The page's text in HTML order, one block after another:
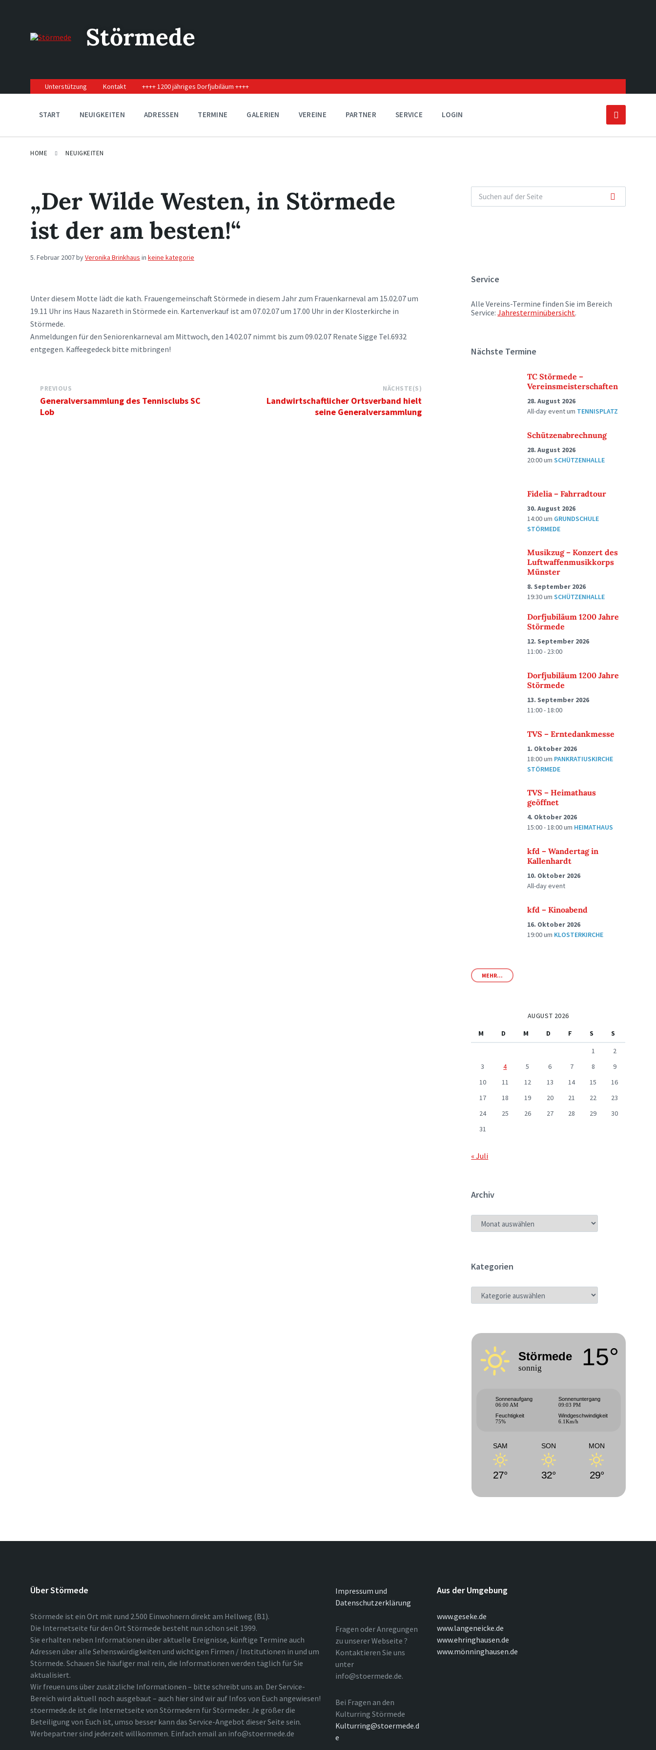
navigation
Störmede
Unterstützung Kontakt ++++ 1200 jähriges Dorfjubiläum ++++
START NEUIGKEITEN ADRESSEN TERMINE GALERIEN VEREINE PARTNER SERVICE LOGIN
HOME NEUIGKEITEN
„Der Wilde Westen, in Störmede
ist der am besten!“
5. Februar 2007byVeronika Brinkhaus in keine kategorie
Unter diesem Motte lädt die kath. Frauengemeinschaft Störmede in diesem Jahr zum Frauenkarneval am 15.02.07 um
19.11 Uhr ins Haus Nazareth in Störmede ein. Kartenverkauf ist am 07.02.07 um 17.00 Uhr in der Klosterkirche in
Störmede.
Anmeldungen für den Seniorenkarneval am Mittwoch, den 14.02.07 nimmt bis zum 09.02.07 Renate Sigge Tel.6932
entgegen. Kaffeegedeck bitte mitbringen!
PREVIOUS
Generalversammlung des Tennisclubs SC
Lob
NÄCHSTE(S)
Landwirtschaftlicher Ortsverband hielt
seine Generalversammlung
Service
Alle Vereins-Termine finden Sie im Bereich
Service:Jahresterminübersicht.
Nächste Termine
TC Störmede –
Vereinsmeisterschaften
28. August 2026
All-day eventum TENNISPLATZ
Schützenabrechnung
28. August 2026
20:00umSCHÜTZENHALLE
Fidelia – Fahrradtour
30. August 2026
14:00um GRUNDSCHULE
STÖRMEDE
Musikzug – Konzert des
Luftwaffenmusikkorps
Münster
8. September 2026
19:30umSCHÜTZENHALLE
Dorfjubiläum 1200 Jahre
Störmede
12. September 2026
11:00 - 23:00
Dorfjubiläum 1200 Jahre
Störmede
13. September 2026
11:00 - 18:00
TVS – Erntedankmesse
1. Oktober 2026
18:00um PANKRATIUSKIRCHE
STÖRMEDE
TVS – Heimathaus
geöffnet
4. Oktober 2026
15:00 - 18:00um HEIMATHAUS
kfd – Wandertag in
Kallenhardt
10. Oktober 2026
All-day event
kfd – Kinoabend
16. Oktober 2026
19:00um KLOSTERKIRCHE
MEHR...
AUGUST 2026
M
D M D F S
S
1
2
3
4 5 6 7 8
9
10
11 12 13 14 15
16
17
18 19 20 21 22
23
24
25 26 27 28 29
30
31
« Juli
Archiv
ARCHIV
Kategorien
KATEGORIEN
Störmede
sonnig 15°
Sonnenaufgang
06:00 AM
Sonnenuntergang
09:03 PM
Feuchtigkeit
75%
Windgeschwindigkeit
6.1Km/h
SAM
27°
SON
32°
MON
29°
Über Störmede
Störmede ist ein Ort mit rund 2.500 Einwohnern direkt am Hellweg (B1).
Die Internetseite für den Ort Störmede besteht nun schon seit 1999.
Sie erhalten neben Informationen über aktuelle Ereignisse, künftige Termine auch
Adressen über alle Sehenswürdigkeiten und wichtigen Firmen / Institutionen in und um
Störmede. Schauen Sie häufiger mal rein, die Informationen werden täglich für Sie
aktualisiert.
Wir freuen uns über zusätzliche Informationen – bitte schreibt uns an. Der Service-
Bereich wird aktuell noch ausgebaut – auch hier sind wir auf Infos von Euch angewiesen!
stoermede.de ist die Internetseite von Störmedern für Störmeder. Je größer die
Beteiligung von Euch ist, umso besser kann das Service-Angebot dieser Seite sein.
Werbepartner sind jederzeit willkommen. Einfach email an info@stoermede.de
Impressum und
Datenschutzerklärung
Fragen oder Anregungen
zu unserer Webseite ?
Kontaktieren Sie uns
unter
info@stoermede.de.
Bei Fragen an den
Kulturring Störmede
Kulturring@stoermede.d
e
Aus der Umgebung
www.geseke.de
www.langeneicke.de
www.ehringhausen.de
www.mönninghausen.de